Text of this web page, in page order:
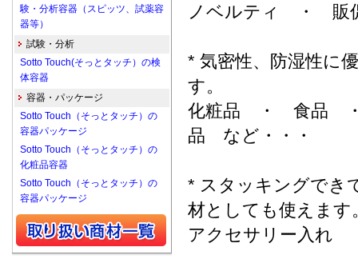
ノベルティ ・ 販
* 気密性、防湿性に
す。
化粧品 ・ 食品 ・
品 など・・・
* スタッキングでき
材としても使えます
アクセサリー入
験・分析容器（スピッツ、試薬容
器等）
試験・分析
Sotto Touch(そっとタッチ）の検
体容器
容器・パッケージ
Sotto Touch（そっとタッチ）の
容器パッケージ
Sotto Touch（そっとタッチ）の
化粧品容器
Sotto Touch（そっとタッチ）の
容器パッケージ